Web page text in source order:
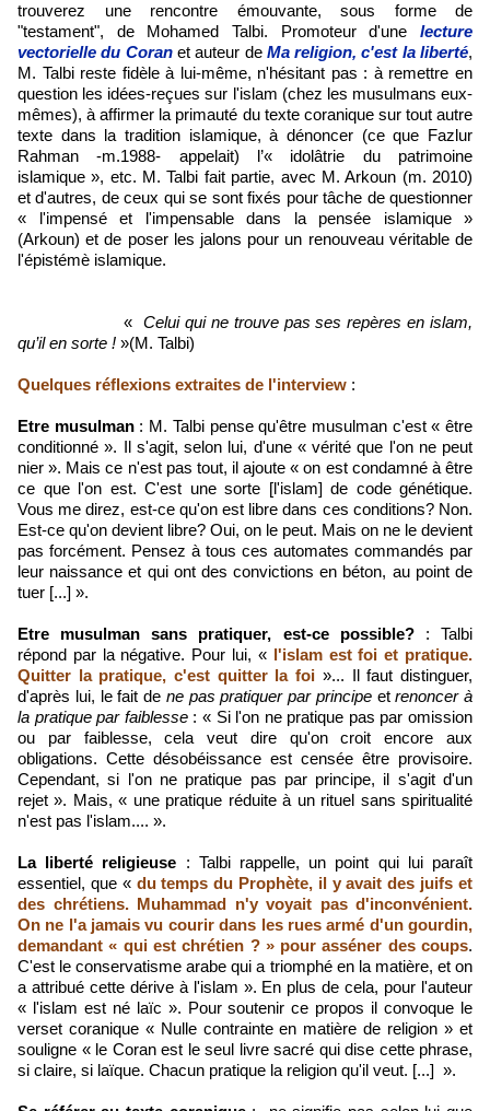
trouverez une rencontre émouvante, sous forme de
"testament", de Mohamed Talbi. Promoteur d'une lecture
vectorielle du Coranet auteur de Ma religion, c'est la liberté,
M. Talbi reste fidèle à lui-même, n'hésitant pas : à remettre en
question les idées-reçues sur l'islam (chez les musulmans eux-
mêmes), à affirmer la primauté du texte coranique sur tout autre
texte dans la tradition islamique, à dénoncer (ce que Fazlur
Rahman -m.1988- appelait) l’« idolâtrie du patrimoine
islamique », etc. M. Talbi fait partie, avec M. Arkoun (m. 2010)
et d'autres, de ceux qui se sont fixés pour tâche de questionner
« l'impensé et l'impensable dans la pensée islamique »
(Arkoun) et de poser les jalons pour un renouveau véritable de
l'épistémè islamique.
«Celui qui ne trouve pas ses repères en islam,
qu’il en sorte ! »(M. Talbi)
Quelques réflexions extraites de l'interview :
Etre musulman: M. Talbi pense qu'être musulman c'est « être
conditionné ». Il s'agit, selon lui, d'une « vérité que l'on ne peut
nier ». Mais ce n'est pas tout, il ajoute « on est condamné à être
ce que l'on est. C'est une sorte [l'islam] de code génétique.
Vous me direz, est-ce qu'on est libre dans ces conditions? Non.
Est-ce qu'on devient libre? Oui, on le peut. Mais on ne le devient
pas forcément. Pensez à tous ces automates commandés par
leur naissance et qui ont des convictions en béton, au point de
tuer [...] ».
Etre musulman sans pratiquer, est-ce possible?: Talbi
répond par la négative. Pour lui, «l'islam est foi et pratique.
Quitter la pratique, c'est quitter la foi »... Il faut distinguer,
d'après lui, le fait de ne pas pratiquer par principeetrenoncer à
la pratique par faiblesse: « Si l'on ne pratique pas par omission
ou par faiblesse, cela veut dire qu'on croit encore aux
obligations. Cette désobéissance est censée être provisoire.
Cependant, si l'on ne pratique pas par principe, il s'agit d'un
rejet ». Mais, « une pratique réduite à un rituel sans spiritualité
n'est pas l'islam.... ».
La liberté religieuse : Talbi rappelle, un point qui lui paraît
essentiel, que « du temps du Prophète, il y avait des juifs et
des chrétiens. Muhammad n'y voyait pas d'inconvénient.
On ne l'a jamais vu courir dans les rues armé d'un gourdin,
demandant « qui est chrétien ? » pour asséner des coups.
C'est le conservatisme arabe qui a triomphé en la matière, et on
a attribué cette dérive à l'islam ». En plus de cela, pour l'auteur
« l'islam est né laïc ». Pour soutenir ce propos il convoque le
verset coranique « Nulle contrainte en matière de religion » et
souligne « le Coran est le seul livre sacré qui dise cette phrase,
si claire, si laïque. Chacun pratique la religion qu'il veut. [...] ».